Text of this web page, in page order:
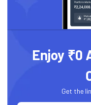
Enjoy ₹0
Get the